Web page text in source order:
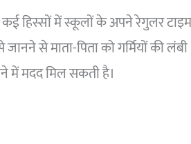
कई हिस्सों में स्कूलों के अपने रेगुलर
से माता-पिता को गर्मियों की लंबी
में मदद मिल सकती है।